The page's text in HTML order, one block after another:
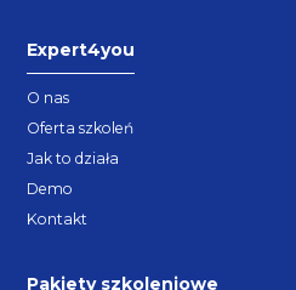
Expert4you
O nas
Oferta szkoleń
Jak to działa
Demo
Kontakt
Pakiety szkoleniowe